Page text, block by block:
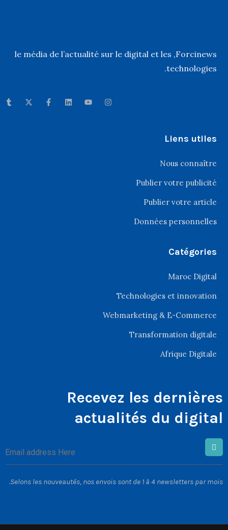
Forcinews
, le média de l’actualité sur le digital et les
technologies.
Liens utiles
Nous connaître
Publier votre publicité
Publier votre article
Données personnelles
Catégories
Maroc Digital
Technologies et innovation
Webmarketing & E-Commerce
Transformation digitale
Afrique Digitale
Recevez les dernières
actualités du digital
Selons les nouveautés, nos envois sont de 1 à 4 newsletters par mois.